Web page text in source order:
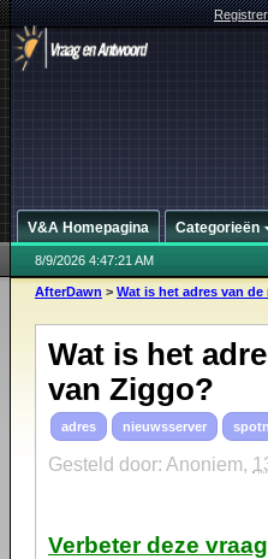
V&A Homepagina Categorieën
8/9/2026 4:47:21 AM
AfterDawn > Wat is het adres van
Wat is het
van Ziggo?
adres nieuwsserver
Gesteld door: Anoniem,
Verbeter deze vraag